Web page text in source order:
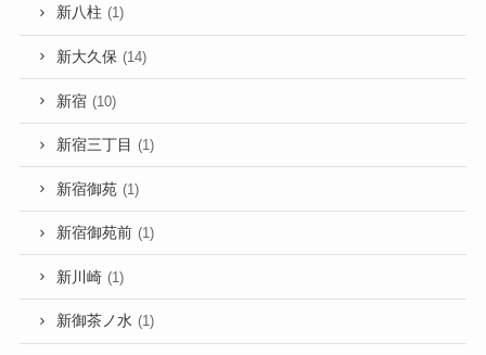
新八柱 (1)
新大久保 (14)
新宿 (10)
新宿三丁目 (1)
新宿御苑 (1)
新宿御苑前 (1)
新川崎 (1)
新御茶ノ水 (1)